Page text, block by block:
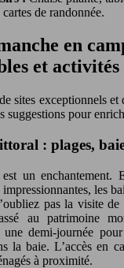
de randonnée.
en
et activités
sites exceptionnels et
suggestions pour
: plages,
un enchantement.
les
pas la visite
au patrimoine
demi-journée
la baie. L’accès en
à proximité.